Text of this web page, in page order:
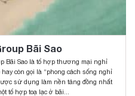
Bãi Sao
Bãi Sao là tổ hợp thương mại nghỉ
còn gọi là “phong cách sống nghỉ
sử dụng làm nền tảng đồng nhất
tổ hợp toạ lạc ở bãi...